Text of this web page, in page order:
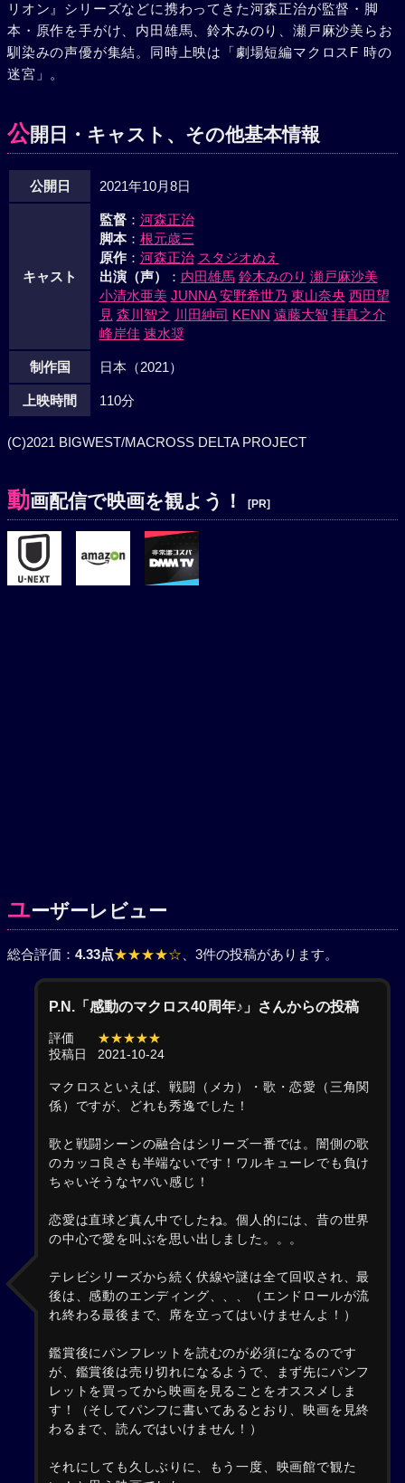
リオン』シリーズなどに携わってきた河森正治が監督・脚
本・原作を手がけ、内田雄馬、鈴木みのり、瀬戸麻沙美らお
馴染みの声優が集結。同時上映は「劇場短編マクロスF 時の
迷宮」。
公開日・キャスト、その他基本情報
公開日 2021年10月8日
キャスト
監督： 河森正治
脚本： 根元歳三
原作： 河森正治 スタジオぬえ
出演（声）
： 内田雄馬 鈴木みのり 瀬戸麻沙美
小清水亜美 JUNNA 安野希世乃 東山奈央 西田望
見 森川智之 川田紳司 KENN 遠藤大智 拝真之介
峰岸佳 速水奨
制作国 日本（2021）
上映時間 110分
(C)2021 BIGWEST/MACROSS DELTA PROJECT
動画配信で映画を観よう！ [PR]
ユーザーレビュー
総合評価： 4.33点★★★★☆ 、3件の投稿があります。
P.N.「感動のマクロス40周年♪」さんからの投稿
評価
★★★★★
投稿日
2021-10-24
マクロスといえば、戦闘（メカ）・歌・恋愛（三角関
係）ですが、どれも秀逸でした！
歌と戦闘シーンの融合はシリーズ一番では。闇側の歌
のカッコ良さも半端ないです！ワルキューレでも負け
ちゃいそうなヤバい感じ！
恋愛は直球ど真ん中でしたね。個人的には、昔の世界
の中心で愛を叫ぶを思い出しました。。。
テレビシリーズから続く伏線や謎は全て回収され、最
後は、感動のエンディング、、、（エンドロールが流
れ終わる最後まで、席を立ってはいけませんよ！）
鑑賞後にパンフレットを読むのが必須になるのです
が、鑑賞後は売り切れになるようで、まず先にパンフ
レットを買ってから映画を見ることをオススメしま
す！（そしてパンフに書いてあるとおり、映画を見終
わるまで、読んではいけません！）
それにしても久しぶりに、もう一度、映画館で観た